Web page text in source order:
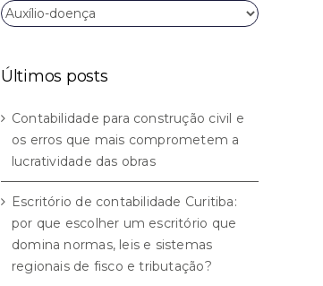
Navegue
por
Últimos posts
Contabilidade para construção civil e
os erros que mais comprometem a
lucratividade das obras
Escritório de contabilidade Curitiba:
por que escolher um escritório que
domina normas, leis e sistemas
regionais de fisco e tributação?